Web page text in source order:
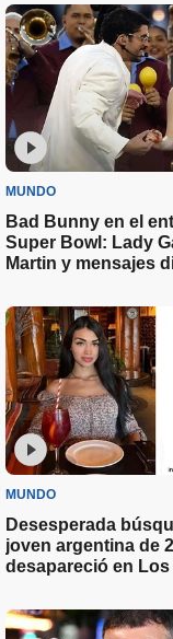
MUNDO
Bad Bunny en el
Super Bowl: Lady
Martin y mensajes
MUNDO
Desesperada
joven argentina de
desapareció en